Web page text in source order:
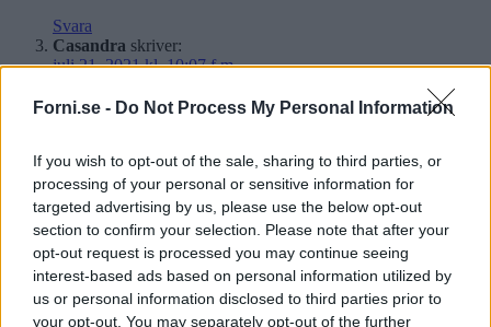
Forni.se - Do Not Process My Personal Information
If you wish to opt-out of the sale, sharing to third parties, or
processing of your personal or sensitive information for
targeted advertising by us, please use the below opt-out
section to confirm your selection. Please note that after your
opt-out request is processed you may continue seeing
interest-based ads based on personal information utilized by
us or personal information disclosed to third parties prior to
your opt-out. You may separately opt-out of the further
Svara
Casandra skriver:
juli 21, 2021 kl. 10:07 f m
Åh så jag känner igen mig i dina texter!! Så skönt att höra
någon annan tänka samma. Är precis som du beskriver.
Svara
Lämna ett svar
Din e-postadress kommer inte publiceras. Obligatoriska fält är
märkta*